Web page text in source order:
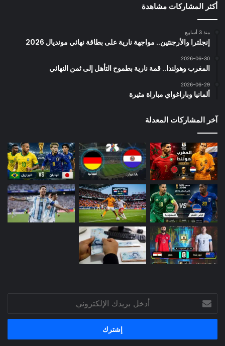
أكثر المشاركات مشاهدة
منذ 3 أسابيع
إنجلترا والأرجنتين.. مواجهة نارية على بطاقة نهائي مونديال 2026
2026-06-30
المغرب وهولندا.. قمة نارية بطموح التأهل إلى ثمن النهائي
2026-06-29
ألمانيا وباراغواي مباراة مثيرة
آخر المشاركات المعدلة
بريدك
الإلكتروني